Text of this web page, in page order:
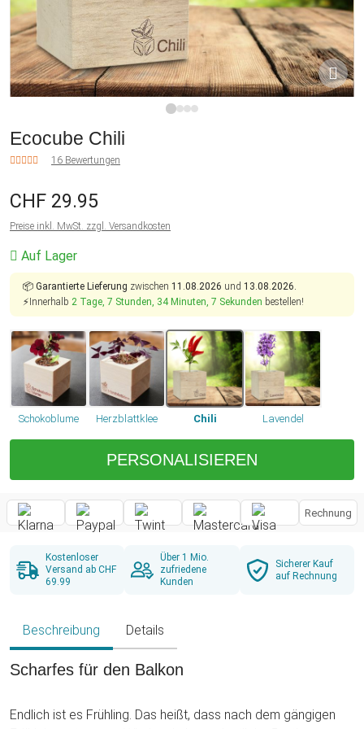
Ecocube Chili
16 Bewertungen
CHF 29.95
Preise inkl. MwSt. zzgl. Versandkosten
Auf Lager
📦 Garantierte Lieferung zwischen 11.08.2026 und 13.08.2026.
⚡Innerhalb 2 Tage, 7 Stunden, 34 Minuten, 6 Sekunden bestellen!
Schokoblume Herzblattklee Chili Lavendel
PERSONALISIEREN
Rechnung
Kostenloser
Versand ab CHF
69.99
Über 1 Mio.
zufriedene
Kunden
Sicherer Kauf
auf Rechnung
Beschreibung Details
Scharfes für den Balkon
Endlich ist es Frühling. Das heißt, dass nach dem gängigen